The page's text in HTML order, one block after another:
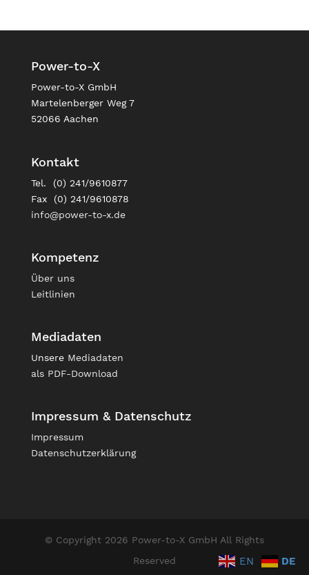
Power-to-X
Power-to-X GmbH
Martelenberger Weg 7
52066 Aachen
Kontakt
Tel. (0) 241/9610877
Fax (0) 241/9610878
info@power-to-x.de
Kompetenz
Über uns
Leitlinien
Mediadaten
Unsere Mediadaten
als PDF-Download
Impressum & Datenschutz
Impressum
Datenschutzerklärung
© Copyright 2026 Power-to-X GmbH All Rights
Reserved
EN DE